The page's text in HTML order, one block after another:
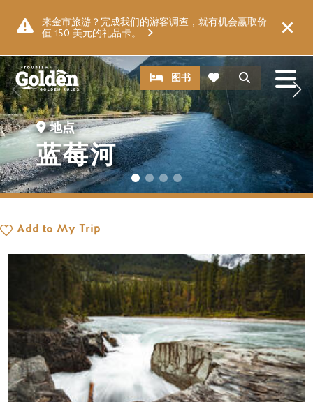
来金市旅游？完成我们的游客调查，就有机会赢取价
值 150 美元的礼品卡。
搜索
CTA图书
地点
蓝莓河
Add to My Trip